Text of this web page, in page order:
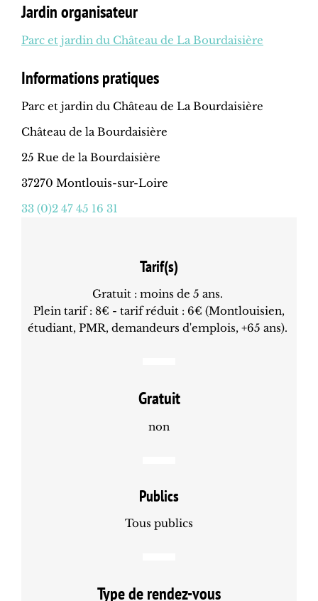
Jardin organisateur
Parc et jardin du Château de La Bourdaisière
Informations pratiques
Parc et jardin du Château de La Bourdaisière
Château de la Bourdaisière
25 Rue de la Bourdaisière
37270 Montlouis-sur-Loire
33 (0)2 47 45 16 31
Tarif(s)
Gratuit : moins de 5 ans.
Plein tarif : 8€ - tarif réduit : 6€ (Montlouisien,
étudiant, PMR, demandeurs d'emplois, +65 ans).
Gratuit
non
Publics
Tous publics
Type de rendez-vous